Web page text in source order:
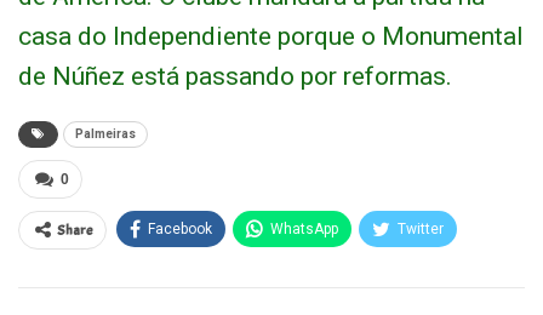
casa do Independiente porque o Monumental
de Núñez está passando por reformas.
Palmeiras
0
Share Facebook WhatsApp Twitter